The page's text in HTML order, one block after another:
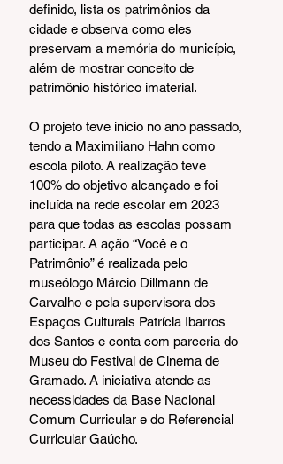
definido, lista os patrimônios da
cidade e observa como eles
preservam a memória do município,
além de mostrar conceito de
patrimônio histórico imaterial.
O projeto teve início no ano passado,
tendo a Maximiliano Hahn como
escola piloto. A realização teve
100% do objetivo alcançado e foi
incluída na rede escolar em 2023
para que todas as escolas possam
participar. A ação “Você e o
Patrimônio” é realizada pelo
museólogo Márcio Dillmann de
Carvalho e pela supervisora dos
Espaços Culturais Patrícia Ibarros
dos Santos e conta com parceria do
Museu do Festival de Cinema de
Gramado. A iniciativa atende as
necessidades da Base Nacional
Comum Curricular e do Referencial
Curricular Gaúcho.